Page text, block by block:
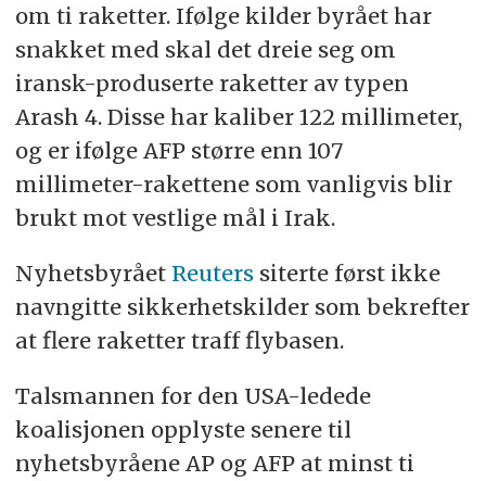
om ti raketter. Ifølge kilder byrået har
snakket med skal det dreie seg om
iransk-produserte raketter av typen
Arash 4. Disse har kaliber 122 millimeter,
og er ifølge AFP større enn 107
millimeter-rakettene som vanligvis blir
brukt mot vestlige mål i Irak.
Nyhetsbyrået Reuterssiterte først ikke
navngitte sikkerhetskilder som bekrefter
at flere raketter traff flybasen.
Talsmannen for den USA-ledede
koalisjonen opplyste senere til
nyhetsbyråene AP og AFP at minst ti